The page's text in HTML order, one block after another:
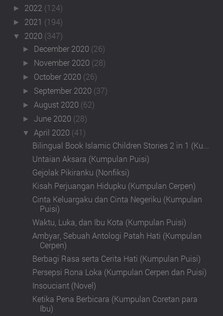
► 2022 (124)
► 2021 (194)
▼ 2020 (347)
► December 2020 (26)
► November 2020 (28)
► October 2020 (26)
► September 2020 (37)
►August 2020 (62)
►June 2020 (28)
▼April 2020 (41)
Bilingual Book Islamic Children Stories 2 in 1 (Ku...
Untaian Aksara (Kumpulan Puisi)
Gejolak Pikiranku (Nonfiksi)
Kisah Perjuangan Hidupku (Kumpulan Cerpen)
Cinta Keluargaku dan Cinta Negeriku (Kumpulan
Puisi)
Waktu, Luka, dan Ibu Kota (Kumpulan Puisi)
Ambyar, Sebuah Antologi Patah Hati (Kumpulan
Cerpen)
Berbagi Rasa serta Cerita Hati (Kumpulan Puisi)
Persepsi Rona Loka (Kumpulan Cerpen dan Puisi)
Insouciant (Novel)
Ketika Pena Berbicara (Kumpulan Coretan para
Ibu)